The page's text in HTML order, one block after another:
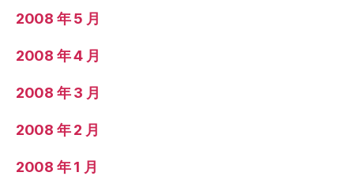
2008 年 5 月
2008 年 4 月
2008 年 3 月
2008 年 2 月
2008 年 1 月